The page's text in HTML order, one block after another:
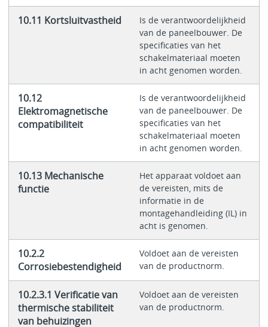
10.11 Kortsluitvastheid
Is de verantwoordelijkheid
van de paneelbouwer. De
specificaties van het
schakelmateriaal moeten
in acht genomen worden.
10.12
Elektromagnetische
compatibiliteit
Is de verantwoordelijkheid
van de paneelbouwer. De
specificaties van het
schakelmateriaal moeten
in acht genomen worden.
10.13 Mechanische
functie
Het apparaat voldoet aan
de vereisten, mits de
informatie in de
montagehandleiding (IL) in
acht is genomen.
10.2.2
Corrosiebestendigheid
Voldoet aan de vereisten
van de productnorm.
10.2.3.1 Verificatie van
thermische stabiliteit
van behuizingen
Voldoet aan de vereisten
van de productnorm.